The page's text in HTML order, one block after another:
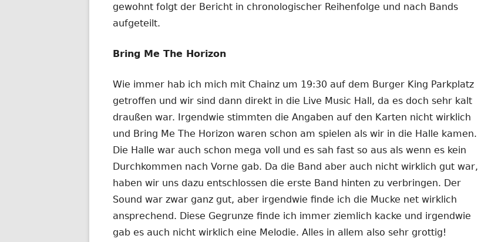
gewohnt folgt der Bericht in chronologischer Reihenfolge und nach Bands
aufgeteilt.
Bring Me The Horizon
Wie immer hab ich mich mit Chainz um 19:30 auf dem Burger King Parkplatz
getroffen und wir sind dann direkt in die Live Music Hall, da es doch sehr kalt
draußen war. Irgendwie stimmten die Angaben auf den Karten nicht wirklich
und Bring Me The Horizon waren schon am spielen als wir in die Halle kamen.
Die Halle war auch schon mega voll und es sah fast so aus als wenn es kein
Durchkommen nach Vorne gab. Da die Band aber auch nicht wirklich gut war,
haben wir uns dazu entschlossen die erste Band hinten zu verbringen. Der
Sound war zwar ganz gut, aber irgendwie finde ich die Mucke net wirklich
ansprechend. Diese Gegrunze finde ich immer ziemlich kacke und irgendwie
gab es auch nicht wirklich eine Melodie. Alles in allem also sehr grottig!